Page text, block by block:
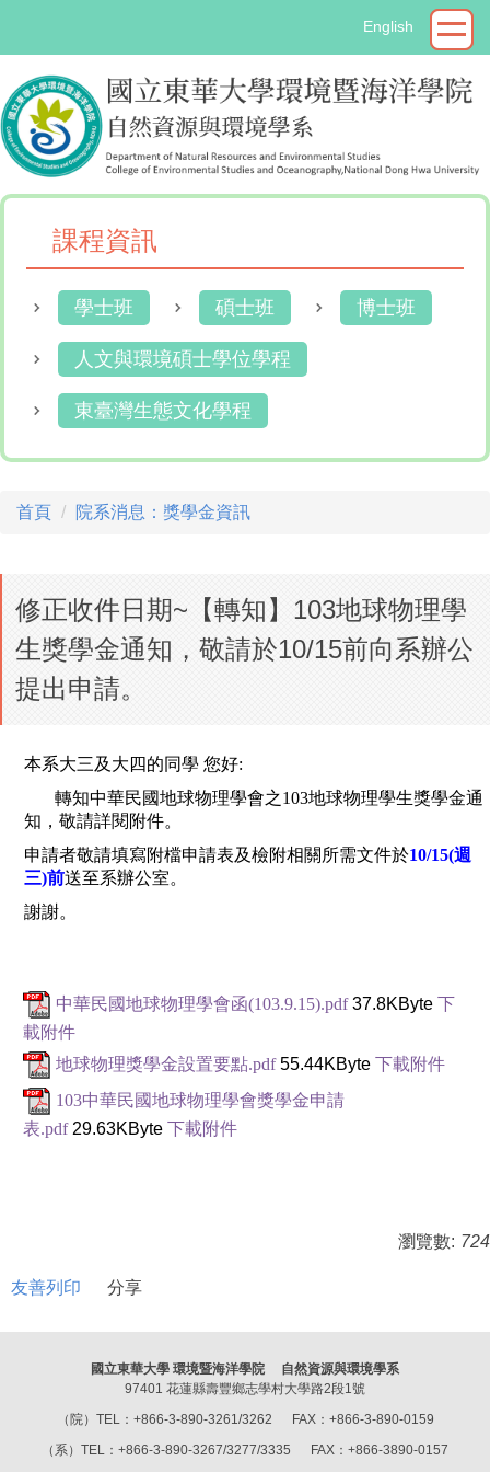
要
內
容
區
English
課程資訊
學士班 碩士班 博士班
人文與環境碩士學位學程
東臺灣生態文化學程
首頁 院系消息：獎學金資訊
修正收件日期~【轉知】103地球物理學
生獎學金通知，敬請於10/15前向系辦公
提出申請。
本系大三及大四的同學 您好:
轉知中華民國地球物理學會之103地球物理學生獎學金通
知，敬請詳閱附件。
申請者敬請填寫附檔申請表及檢附相關所需文件於10/15(週
三)前送至系辦公室。
謝謝。
中華民國地球物理學會函(103.9.15).pdf37.8KByte 下
載附件
地球物理獎學金設置要點.pdf55.44KByte 下載附件
103中華民國地球物理學會獎學金申請
表.pdf29.63KByte 下載附件
瀏覽數: 724
友善列印 分享
國立東華大學 環境暨海洋學院 自然資源與環境學系
97401 花蓮縣壽豐鄉志學村大學路2段1號
（院）TEL：+866-3-890-3261/3262 FAX：+866-3-890-0159
（系）TEL：+866-3-890-3267/3277/3335 FAX：+866-3890-0157